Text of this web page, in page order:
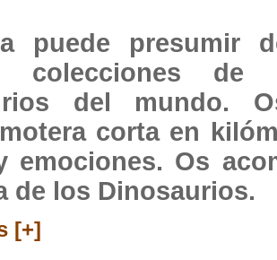
puede presumir
colecciones
del mundo.
corta en
emociones. Os
de los Dinosaurios.
[+]